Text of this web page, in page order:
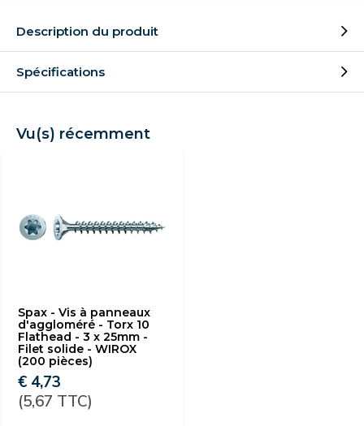
Description du produit
Spécifications
Vu(s) récemment
Spax - Vis à panneaux
d'aggloméré - Torx 10
Flathead - 3 x 25mm -
Filet solide - WIROX
(200 pièces)
€ 4,73
(5,67 TTC)